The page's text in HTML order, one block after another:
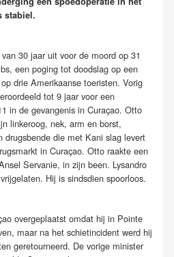
stabiel.
30 jaar uit voor de moord op 31
een poging tot doodslag op een
drie Amerikaanse toeristen. Vorig
tot 9 jaar voor een
in de gevangenis in Curaçao. Otto
linkeroog, nek, arm en borst,
drugsbende die met Kani slag levert
in Curaçao. Otto raakte een
Servanie, in zijn been. Lysandro
Hij is sindsdien spoorloos.
overgeplaatst omdat hij in Pointe
maar na het schietincident werd hij
geretourneerd. De vorige minister